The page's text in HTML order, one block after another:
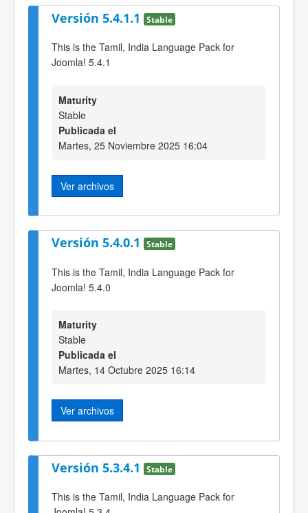
Versión 5.4.1.1 Stable
This is the Tamil, India Language Pack for
Joomla! 5.4.1
Maturity
Stable
Publicada el
Martes, 25 Noviembre 2025 16:04
Ver archivos
Versión 5.4.0.1 Stable
This is the Tamil, India Language Pack for
Joomla! 5.4.0
Maturity
Stable
Publicada el
Martes, 14 Octubre 2025 16:14
Ver archivos
Versión 5.3.4.1 Stable
This is the Tamil, India Language Pack for